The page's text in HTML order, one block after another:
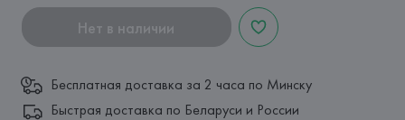
Нет в наличии
Бесплатная доставка за 2 часа по Минску
Быстрая доставка по Беларуси и России